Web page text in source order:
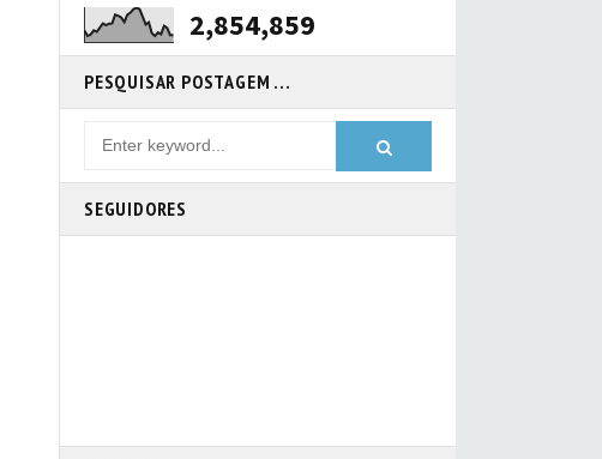
2,854,859
PESQUISAR POSTAGEM ...
SEGUIDORES